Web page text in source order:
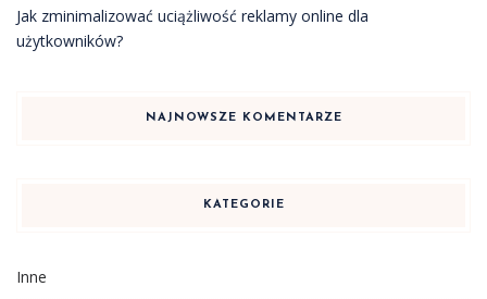
Jak zminimalizować uciążliwość reklamy online dla
użytkowników?
NAJNOWSZE KOMENTARZE
KATEGORIE
Inne